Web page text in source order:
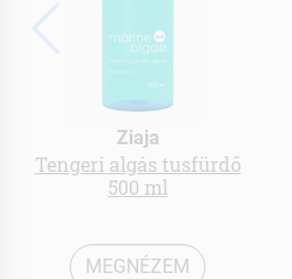
Ziaja
Tengeri algás tusfürdő
500 ml
MEGNÉZEM